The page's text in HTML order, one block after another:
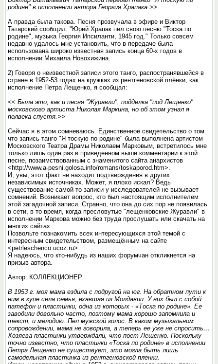
родине" в исполнении автора Георгия Храпака.>>
А правда была такова. Песня прозвучала в эфире и Виктор
Татарский сообщил: "Юрий Храпак пел свою песню "Тоска по
родине", музыка Георгия Ипсиланти, 1945 год." Только совсем
недавно удалось мне установить, что в передаче была
использована широко известная запись конца 60-х годов в
исполнении Михаила Новохижина.
2) Говоря о неизвестной записи этого танго, распостранявшейся в
стране в 1952-53 годах на кружках из рентгеновской плёнки, как
исполнение Петра Лещенко, я сообщал:
<< Была это, как и песня "Журавли", подделка "под Лещенко"
московского артиста Николая Маркина, но об этом узнал я
полвека спустя.>>
Сейчас я в этом сомневаюсь. Единственное свидетельство о том.
что запись танго "Я тоскую по родине" была выполнена артистом
Московского Театра Драмы Николаем Марковым, встретилось мне
только лишь один раз в приведенном выше комментарии к этой
песне, позаимствованным с знаменитого сайта анархистов
<http://www.a-pesni.golosa.info/romans/toskaporod.htm>.
И, увы, этот факт не находит подтверждения в других
независимых источниках. Может, я плохо искал? Ведь
существование самой-то записи у исследователей не вызывает
сомнений. Возникает вопрос, кто был настоящим исполнителем
этой загадочной записи. Странно, что она до сих пор не появилась
в сети, в то время, когда пресловутые "лещенковские Журавли" в
исполнении Маркова можно без труда прослушать или скачать на
многих сайтах.
Позвольте познакомить всех интересующихся этой темой с
интересным свидетельством, размещённым на сайте
<petrleschenco.ucoz.ru>
Я надеюсь, что кто-нибудь из наших форумчан откликнется на
призыв автора.
Автор: КОЛЛЕКЦИОНЕР.
В 1953 г. моя мама ездила с подругой на юг. На обратном пути к
ним в купе села семья, ехавшая из Молдавии. У них был с собой
патефон и пластинки, одна из которых - «Тоска по родине». Ее
заводили довольно часто, поэтому мама хорошо запомнила и
текст, и мелодию. Пел мужской голос. В каком музыкальном
сопровождении, мама не говорила, а теперь ее уже не спросить…
Хозяева пластинки утверждали, что поет Лещенко. Поскольку
точно известно, что пластинки «Тоска по родине» в исполнении
Петра Лещенко не существует, это могла быть лишь
самодельная пластинка из рентгеновской пленки.